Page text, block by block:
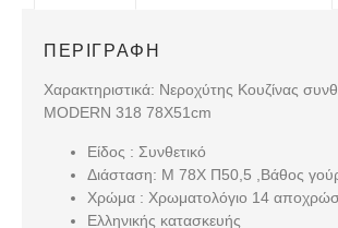
ΠΕΡΙΓΡΑΦΉ
Χαρακτηριστικά: Νεροχύτης Κουζίνας
MODERN 318 78X51cm
Είδος : Συνθετικό
Διάσταση: Μ 78Χ Π50,5 ,Βάθος
Χρώμα : Χρωματολόγιο 14
Ελληνικής κατασκευής